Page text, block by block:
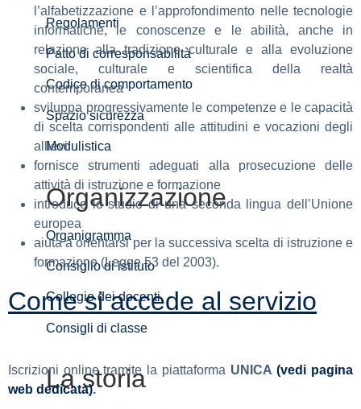
Regolamenti
Patto di corresponsabilità
Codice di comportamento
Spazio sicurezza
Modulistica
Organizzazione
Organigramma
Consiglio di istituto
Collegio dei docenti
Consigli di classe
La storia
l’alfabetizzazione e l’approfondimento nelle tecnologie
informatiche, le conoscenze e le abilità, anche in
relazione alla tradizione culturale e alla evoluzione
sociale, culturale e scientifica della realtà
contemporanea
sviluppa progressivamente le competenze e le capacità
di scelta corrispondenti alle attitudini e vocazioni degli
allievi
fornisce strumenti adeguati alla prosecuzione delle
attività di istruzione e formazione
introduce lo studio di una seconda lingua dell’Unione
europea
aiuta a orientarsi per la successiva scelta di istruzione e
formazione (Legge 53 del 2003).
Come si accede al servizio
Iscrizioni online tramite la piattaforma UNICA(vedi pagina
web dedicata).